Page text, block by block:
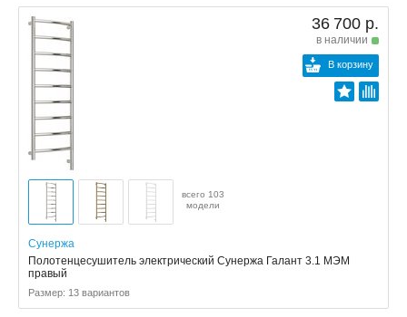
36 700 р.
в наличии
В корзину
всего 103
модели
Сунержа
Полотенцесушитель электрический Сунержа Галант 3.1 МЭМ
правый
Размер: 13 вариантов